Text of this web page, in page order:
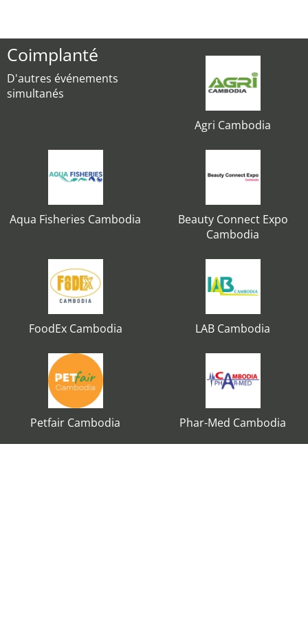
Coimplanté
D'autres événements
simultanés
Agri Cambodia
Aqua Fisheries Cambodia
Beauty Connect Expo
Cambodia
FoodEx Cambodia LAB Cambodia
Petfair Cambodia Phar-Med Cambodia